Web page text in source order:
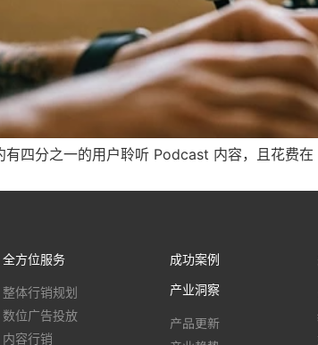
四分之一的用户聆听 Podcast 内容，且花费
全方位服务
整体行销规划
数位广告投放
内容行销
成功案例
产业洞察
产品更新